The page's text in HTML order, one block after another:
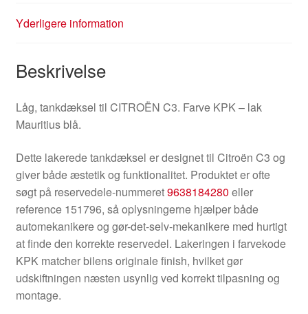
Yderligere information
Beskrivelse
Låg, tankdæksel til CITROËN C3. Farve KPK – lak
Mauritius blå.
Dette lakerede tankdæksel er designet til Citroën C3 og
giver både æstetik og funktionalitet. Produktet er ofte
søgt på reservedele-nummeret9638184280 eller
reference 151796, så oplysningerne hjælper både
automekanikere og gør-det-selv-mekanikere med hurtigt
at finde den korrekte reservedel. Lakeringen i farvekode
KPK matcher bilens originale finish, hvilket gør
udskiftningen næsten usynlig ved korrekt tilpasning og
montage.